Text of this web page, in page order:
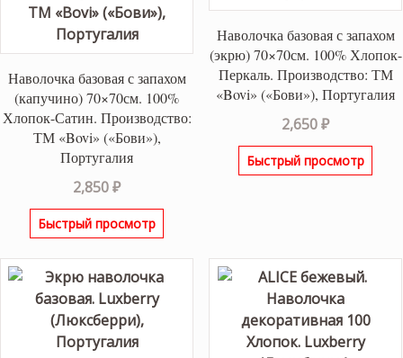
Наволочка базовая с запахом
(капучино) 70×70см. 100%
Хлопок-Сатин. Производство:
ТМ «Bovi» («Бови»),
Португалия
2,850₽
Быстрый просмотр
Наволочка базовая с запахом
(экрю) 70×70см. 100% Хлопок-
Перкаль. Производство: ТМ
«Bovi» («Бови»), Португалия
2,650₽
Быстрый просмотр